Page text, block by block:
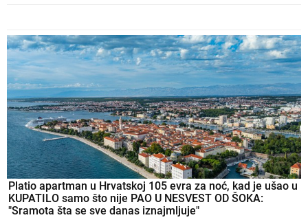
Platio apartman u Hrvatskoj 105 evra za noć, kad je ušao u
KUPATILO samo što nije PAO U NESVEST OD ŠOKA:
"Sramota šta se sve danas iznajmljuje"